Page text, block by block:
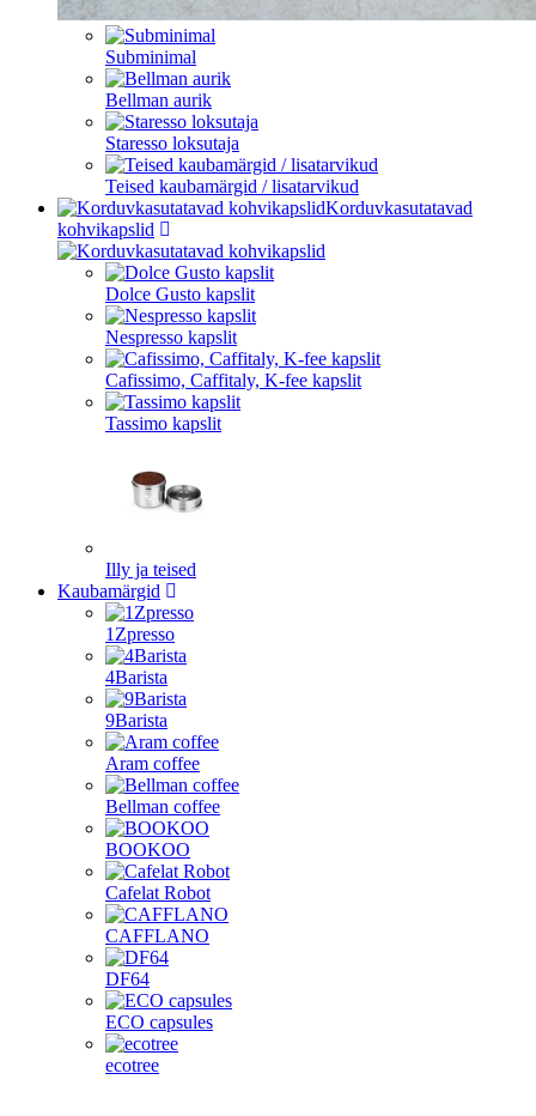
Subminimal
Bellman aurik
Staresso loksutaja
Teised kaubamärgid / lisatarvikud
Korduvkasutatavad
kohvikapslid
Dolce Gusto kapslit
Nespresso kapslit
Cafissimo, Caffitaly, K-fee kapslit
Tassimo kapslit
Illy ja teised
Kaubamärgid
1Zpresso
4Barista
9Barista
Aram coffee
Bellman coffee
BOOKOO
Cafelat Robot
CAFFLANO
DF64
ECO capsules
ecotree